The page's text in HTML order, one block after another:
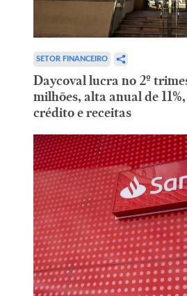
SETOR FINANCEIRO
Daycoval lucra no 2º
milhões, alta anual de
crédito e receitas